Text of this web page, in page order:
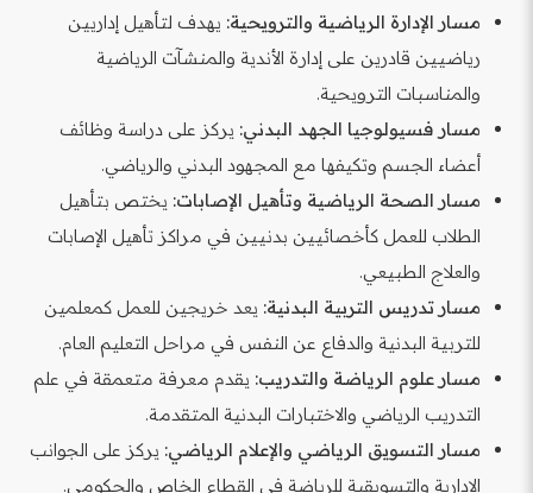
مسار الإدارة الرياضية والترويحية: يهدف لتأهيل إداريين
رياضيين قادرين على إدارة الأندية والمنشآت الرياضية
والمناسبات الترويحية.
مسار فسيولوجيا الجهد البدني: يركز على دراسة وظائف
أعضاء الجسم وتكيفها مع المجهود البدني والرياضي.
مسار الصحة الرياضية وتأهيل الإصابات: يختص بتأهيل
الطلاب للعمل كأخصائيين بدنيين في مراكز تأهيل الإصابات
والعلاج الطبيعي.
مسار تدريس التربية البدنية: يعد خريجين للعمل كمعلمين
للتربية البدنية والدفاع عن النفس في مراحل التعليم العام.
مسار علوم الرياضة والتدريب: يقدم معرفة متعمقة في علم
التدريب الرياضي والاختبارات البدنية المتقدمة.
مسار التسويق الرياضي والإعلام الرياضي: يركز على الجوانب
الإدارية والتسويقية للرياضة في القطاع الخاص والحكومي.